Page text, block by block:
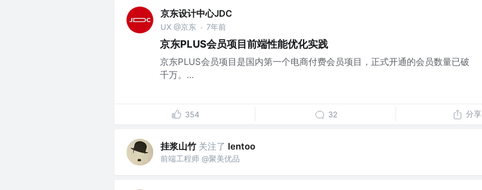
京东设计中心JDC
UX @京东 · 7年前
京东PLUS会员项目前端性能优化实践
京东PLUS会员项目是国内第一个电商付费会员项目，正式开通的会员数量已破
千万。...
354 32 分享
挂浆山竹 关注了 lentoo
前端工程师 @聚美优品